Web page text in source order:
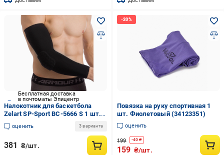
Бесплатная доставка
в почтоматы Эпицентр
Налокотник для баскетбола
Zelart SP-Sport BC-5666 S 1 шт.
Черный (DR004517)
оценить 3 варианта
381 ₴/шт.
Повязка на руку спортивная 1
шт. Фиолетовый (34123351)
оценить
199 -40 ₴
159 ₴/шт.